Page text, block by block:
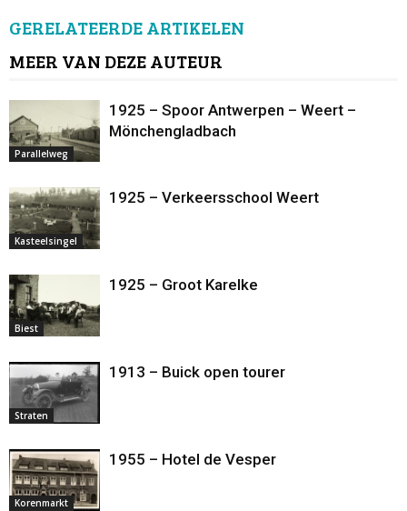
GERELATEERDE ARTIKELEN
MEER VAN DEZE AUTEUR
Parallelweg
1925 – Spoor Antwerpen – Weert –
Mönchengladbach
Kasteelsingel
1925 – Verkeersschool Weert
Biest
1925 – Groot Karelke
Straten
1913 – Buick open tourer
Korenmarkt
1955 – Hotel de Vesper